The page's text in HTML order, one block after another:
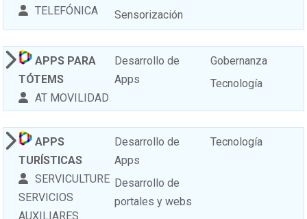
TELEFÓNICA
Sensorización
APPS PARA
TÓTEMS
AT MOVILIDAD
Desarrollo de
Apps
Gobernanza
Tecnología
APPS
TURÍSTICAS
SERVICULTURE
SERVICIOS
AUXILIARES
Desarrollo de
Apps
Desarrollo de
portales y webs
Tecnología